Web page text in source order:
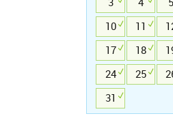
10
11
17
18
24
25
31